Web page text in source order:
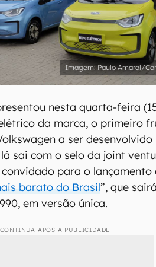
Paulo Amaral/
nesta quarta-feira
da marca, o primeiro
a ser desenvolvido
sai com o selo da joint
para o lançamento
barato do Brasil”, que
em versão única.
CONTINUA APÓS A PUBLICIDADE